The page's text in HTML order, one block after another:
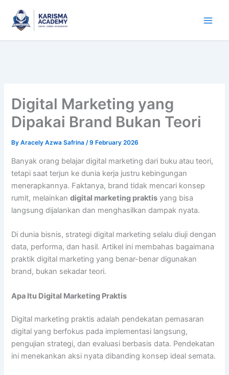
content
Digital Marketing yang
Dipakai Brand Bukan Teori
ByAracely Azwa Safrina/9 February 2026
Banyak orang belajar digital marketing dari buku atau teori,
tetapi saat terjun ke dunia kerja justru kebingungan
menerapkannya. Faktanya, brand tidak mencari konsep
rumit, melainkandigital marketing praktis yang bisa
langsung dijalankan dan menghasilkan dampak nyata.
Di dunia bisnis, strategi digital marketing selalu diuji dengan
data, performa, dan hasil. Artikel ini membahas bagaimana
praktik digital marketing yang benar-benar digunakan
brand, bukan sekadar teori.
Apa Itu Digital Marketing Praktis
Digital marketing praktis adalah pendekatan pemasaran
digital yang berfokus pada implementasi langsung,
pengujian strategi, dan evaluasi berbasis data. Pendekatan
ini menekankan aksi nyata dibanding konsep ideal semata.